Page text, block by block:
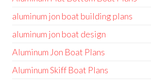
aluminum jon boat building plans
aluminum jon boat design
Aluminum Jon Boat Plans
Aluminum Skiff Boat Plans